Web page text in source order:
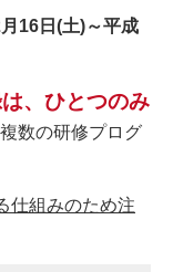
16日(土)～平成
、ひとつのみ
数の研修プログ
仕組みのため注